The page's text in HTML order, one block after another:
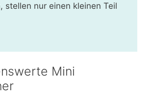
stellen nur einen kleinen Teil
Mini